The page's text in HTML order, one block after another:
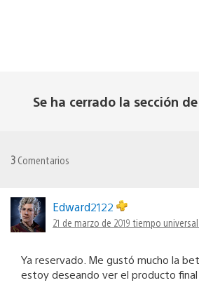
Se ha cerrado la sección
3 Comentarios
Edward2122
21 de marzo de 2019 tiempo
Ya reservado. Me gustó mucho la
estoy deseando ver el producto final